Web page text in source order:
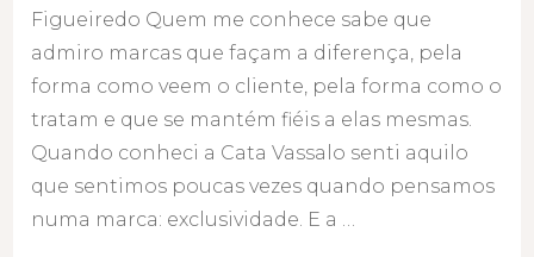
Figueiredo Quem me conhece sabe que
admiro marcas que façam a diferença, pela
forma como veem o cliente, pela forma como o
tratam e que se mantém fiéis a elas mesmas.
Quando conheci a Cata Vassalo senti aquilo
que sentimos poucas vezes quando pensamos
numa marca: exclusividade. E a …